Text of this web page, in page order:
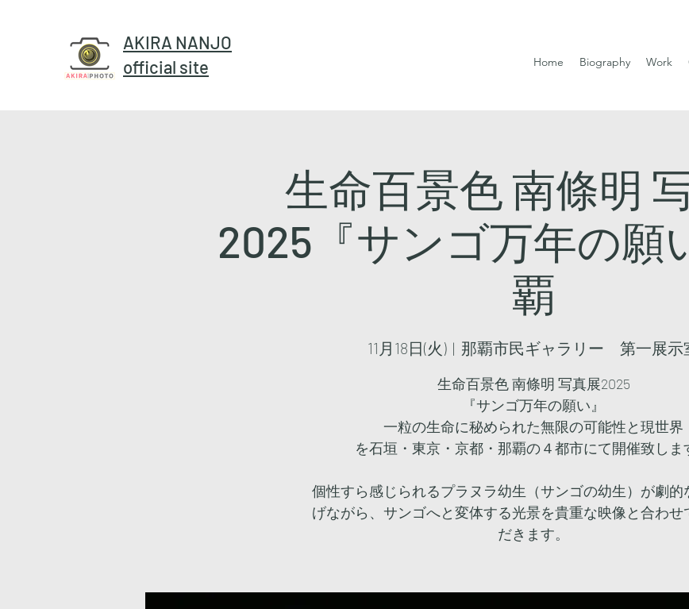
AKIRA NANJO
official site
Home Biography Work
生命百景色 南條明
2025『サンゴ万年の願
覇
11月18日(火)
  |
那覇市民ギャラリー 第一展示
生命百景色 南條明 写真展2025
『サンゴ万年の願い』
一粒の生命に秘められた無限の可能性と現世界
を石垣・東京・京都・那覇の４都市にて開催致しま
個性すら感じられるプラヌラ幼生（サンゴの幼生）が劇的
げながら、サンゴへと変体する光景を貴重な映像と合わせ
だきます。